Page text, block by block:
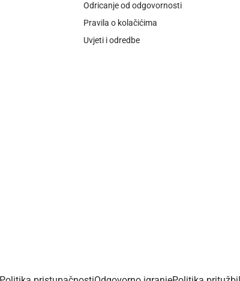
Odricanje od odgovornosti
Pravila o kolačićima
Uvjeti i odredbe